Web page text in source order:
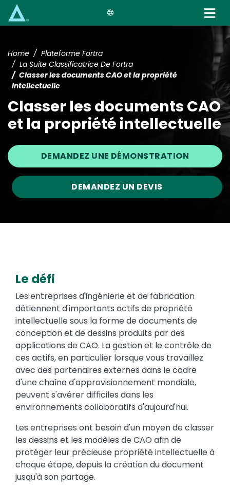
Home
Plateforme Fortra
La Suite Classificatrice De Fortra
Classer les documents CAO et la propriété
intellectuelle
Classer les documents CAO
et la propriété intellectuelle
DEMANDEZ UNE DÉMONSTRATION
DEMANDEZ UN DEVIS
Le défi
Les entreprises d'ingénierie et de fabrication
détiennent d'importants actifs de propriété
intellectuelle sous la forme de documents de
conception et de dessins produits par des
applications de CAO. La gestion et le contrôle de
ces actifs, en particulier lorsque vous travaillez
avec des partenaires externes dans le cadre
d'une chaîne d'approvisionnement mondiale,
peuvent s'avérer difficiles dans les
environnements collaboratifs d'aujourd'hui.
Les entreprises ont besoin d'un moyen de classer
les dessins et les modèles de CAO afin de
protéger leur précieuse propriété intellectuelle à
chaque étape, depuis la création du document
jusqu'à son partage.